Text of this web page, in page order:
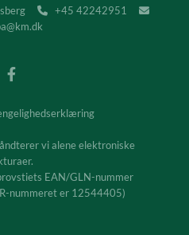
+45 42242951 
vi alene elektroniske
EAN/GLN-nummer
nummeret er 12544405)